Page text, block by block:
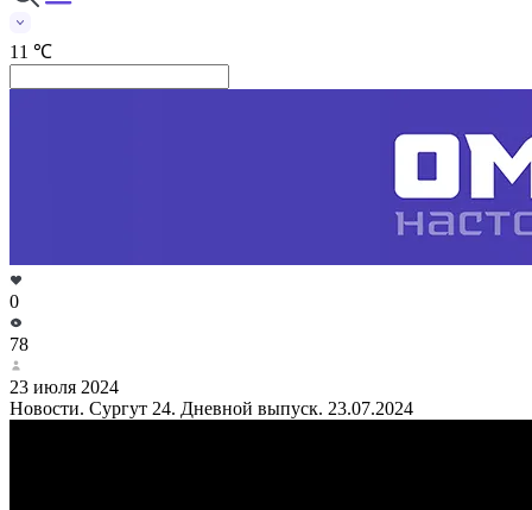
11 ℃
0
78
23 июля 2024
Новости. Сургут 24. Дневной выпуск. 23.07.2024